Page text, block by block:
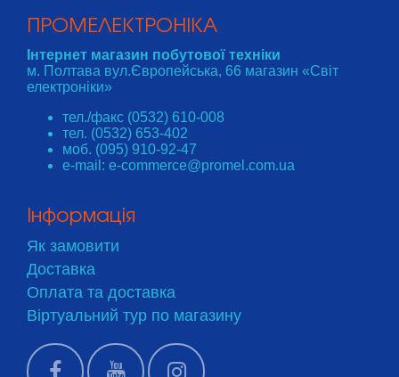
Інформація
Як замовити
Доставка
Оплата та доставка
Віртуальний тур по магазину
ПРОМЕЛЕКТРОНІКА
Інтернет магазин побутової техніки
м. Полтава вул.Європейська, 66 магазин «Світ
електроніки»
тел./факс (0532) 610-008
тел. (0532) 653-402
моб. (095) 910-92-47
e-mail: e-commerce@promel.com.ua